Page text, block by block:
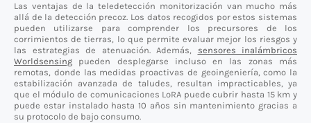
Las ventajas de la teledetección monitorización van mucho más
allá de la detección precoz. Los datos recogidos por estos sistemas
pueden utilizarse para comprender los precursores de los
corrimientos de tierras, lo que permite evaluar mejor los riesgos y
las estrategias de atenuación. Además, sensores inalámbricos
Worldsensing pueden desplegarse incluso en las zonas más
remotas, donde las medidas proactivas de geoingeniería, como la
estabilización avanzada de taludes, resultan impracticables, ya
que el módulo de comunicaciones LoRA puede cubrir hasta 15 km y
puede estar instalado hasta 10 años sin mantenimiento gracias a
su protocolo de bajo consumo.